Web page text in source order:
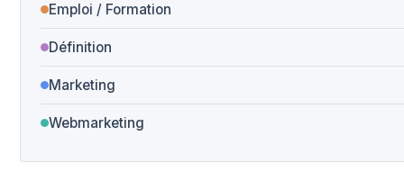
Emploi / Formation
Définition
Marketing
Webmarketing